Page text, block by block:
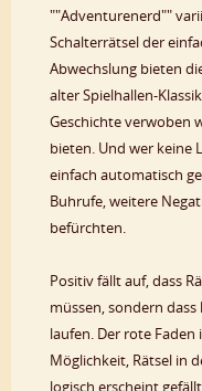
""Adventurenerd""
Schalterrätsel der
Abwechslung bieten
alter Spielhallen-
Geschichte verwoben
bieten. Und wer keine
einfach automatisch
Buhrufe, weitere
befürchten.
Positiv fällt auf, dass
müssen, sondern
laufen. Der rote
Möglichkeit, Rätsel in
logisch erscheint